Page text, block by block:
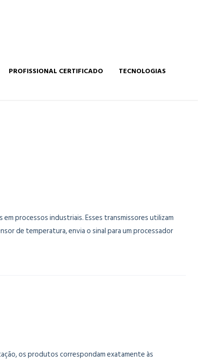
PROFISSIONAL CERTIFICADO
TECNOLOGIAS
processos industriais. Esses transmissores utilizam
de temperatura, envia o sinal para um processador
os produtos correspondam exatamente às